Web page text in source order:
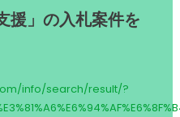
援」の入札案件を
info/search/result/?